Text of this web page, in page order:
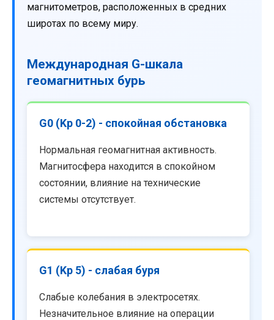
магнитометров, расположенных в средних
широтах по всему миру.
Международная G-шкала
геомагнитных бурь
G0 (Kp 0-2) - спокойная обстановка
Нормальная геомагнитная активность.
Магнитосфера находится в спокойном
состоянии, влияние на технические
системы отсутствует.
G1 (Kp 5) - слабая буря
Слабые колебания в электросетях.
Незначительное влияние на операции